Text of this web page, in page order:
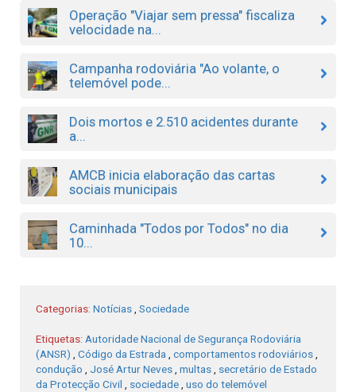
Operação "Viajar sem pressa" fiscaliza
velocidade na...
Campanha rodoviária "Ao volante, o
telemóvel pode...
Dois mortos e 2.510 acidentes durante
a...
AMCB inicia elaboração das cartas
sociais municipais
Caminhada "Todos por Todos" no dia
10...
Categorias: Notícias Sociedade
Etiquetas: Autoridade Nacional de Segurança Rodoviária
(ANSR)
Código da Estrada comportamentos rodoviários
condução
José Artur Neves multas
secretário de Estado
da Protecção Civil
sociedade uso do telemóvel